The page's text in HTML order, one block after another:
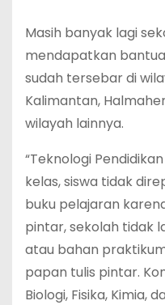
Masih banyak lagi
mendapatkan
sudah tersebar di
Kalimantan,
wilayah lainnya.
“Teknologi
kelas, siswa tidak
buku pelajaran
pintar, sekolah tidak
atau bahan
papan tulis pintar.
Biologi, Fisika, Kimia,